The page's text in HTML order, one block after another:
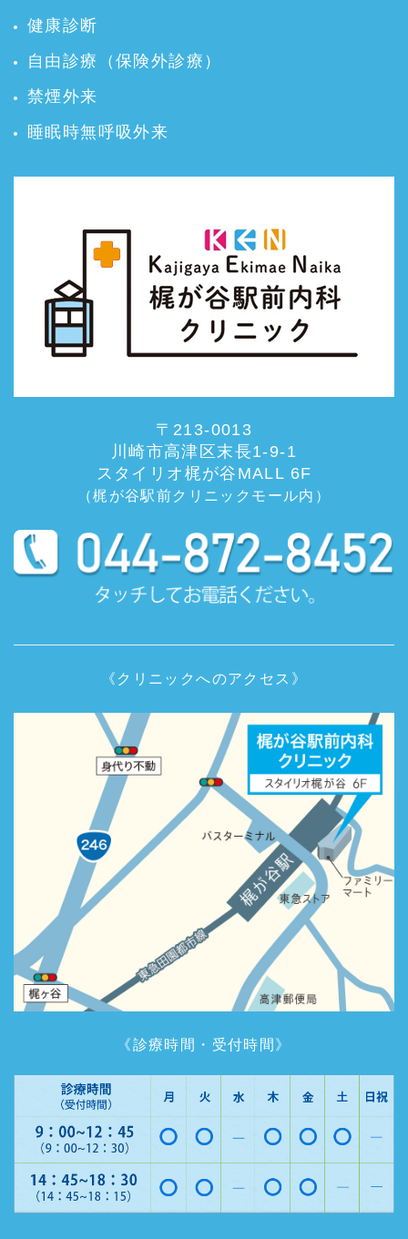
健康診断
自由診療（保険外診療）
禁煙外来
睡眠時無呼吸外来
〒213-0013
川崎市高津区末長1-9-1
スタイリオ梶が谷MALL 6F
（梶が谷駅前クリニックモール内）
《クリニックへのアクセス》
《診療時間・受付時間》